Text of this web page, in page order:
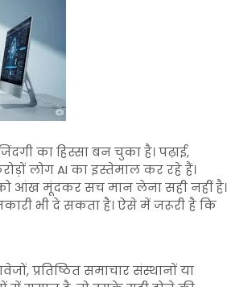
का हिस्सा बन चुका है। पढ़ाई,
लोग AI का इस्तेमाल कर रहे हैं।
को आंख मूंदकर सच मान लेना सही नहीं है।
भी दे सकता है। ऐसे में जरूरी है कि
प्रतिष्ठित समाचार संस्थानों या